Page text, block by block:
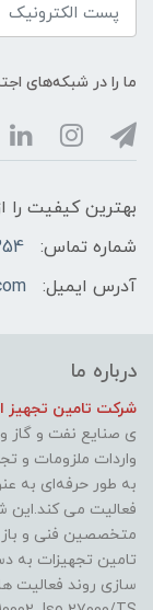
ما را در شبکه‌های
بهترین کیفیت را
شماره تماس:
آدرس ایمیل:
درباره ما
شرکت تامین تجهیز
ی صنایع نفت و گاز
واردات ملزومات و
به طور حرفه‌ای به
فعالیت می کند.این
متخصصین فنی و
تامین تجهیزات به